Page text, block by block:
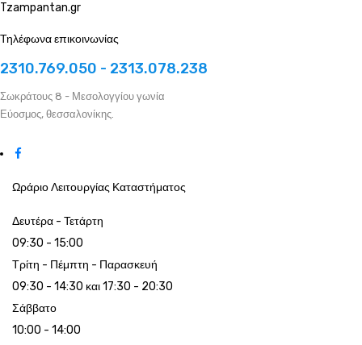
Tzampantan.gr
Τηλέφωνα επικοινωνίας
2310.769.050 - 2313.078.238
Σωκράτους 8 - Μεσολογγίου γωνία
Εύοσμος, θεσσαλονίκης.
Ωράριο Λειτουργίας Καταστήματος
Δευτέρα - Τετάρτη
09:30 - 15:00
Τρίτη - Πέμπτη - Παρασκευή
09:30 - 14:30 και 17:30 - 20:30
Σάββατο
10:00 - 14:00